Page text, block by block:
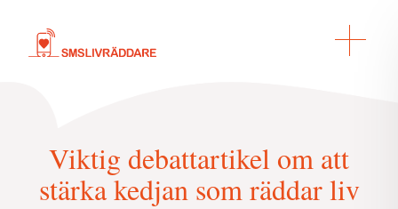
Viktig debattartikel om att
stärka kedjan som räddar liv